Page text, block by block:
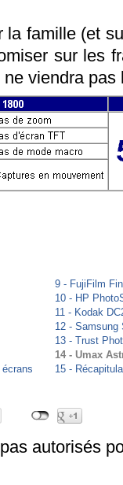
la famille (et
sur les
viendra pas
9 - FujiFilm
10 - HP
11 - Kodak
12 - Samsung
13 - Trust
14 - Umax
15 -
autorisés